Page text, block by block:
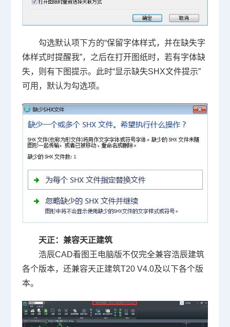
勾选默认项下方的“保留字体样式，并在缺失字
体样式时提醒我”，之后在打开图纸时，若有字体缺
失，则有下图提示。此时“显示缺失SHX文件提示”
可用，默认为勾选项。
天正：兼容天正建筑
浩辰CAD看图王电脑版不仅完全兼容浩辰建筑
各个版本，还兼容天正建筑T20 V4.0及以下各个版
本。